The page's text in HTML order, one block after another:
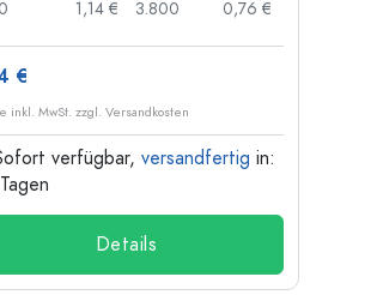
1,14 €
3.800
0,76 €
€
inkl. MwSt. zzgl. Versandkosten
verfügbar, versandfertig in:
Details